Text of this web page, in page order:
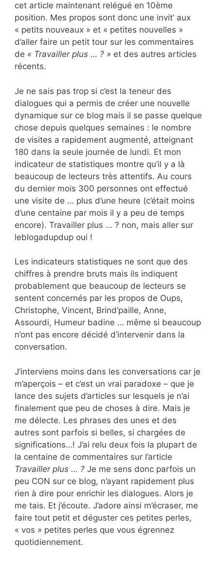
cet article maintenant relégué en 10ème
position. Mes propos sont donc une invit’ aux
« petits nouveaux » et « petites nouvelles »
d’aller faire un petit tour sur les commentaires
de « Travailler plus … ? » et des autres articles
récents.
Je ne sais pas trop si c’est la teneur des
dialogues qui a permis de créer une nouvelle
dynamique sur ce blog mais il se passe quelque
chose depuis quelques semaines : le nombre
de visites a rapidement augmenté, atteignant
180 dans la seule journée de lundi. Et mon
indicateur de statistiques montre qu’il y a là
beaucoup de lecteurs très attentifs. Au cours
du dernier mois 300 personnes ont effectué
une visite de … plus d’une heure (c’était moins
d’une centaine par mois il y a peu de temps
encore). Travailler plus … ? non, mais aller sur
leblogadupdup oui !
Les indicateurs statistiques ne sont que des
chiffres à prendre bruts mais ils indiquent
probablement que beaucoup de lecteurs se
sentent concernés par les propos de Oups,
Christophe, Vincent, Brind’paille, Anne,
Assourdi, Humeur badine … même si beaucoup
n’ont pas encore décidé d’intervenir dans la
conversation.
J’interviens moins dans les conversations car je
m’aperçois – et c’est un vrai paradoxe – que je
lance des sujets d’articles sur lesquels je n’ai
finalement que peu de choses à dire. Mais je
me délecte. Les phrases des unes et des
autres sont parfois si belles, si chargées de
significations…! J’ai relu deux fois la plupart de
la centaine de commentaires sur l’article
Travailler plus … ? Je me sens donc parfois un
peu CON sur ce blog, n’ayant rapidement plus
rien à dire pour enrichir les dialogues. Alors je
me tais. Et j’écoute. J’adore ainsi m’écraser, me
faire tout petit et déguster ces petites perles,
« vos » petites perles que vous égrennez
quotidiennement.